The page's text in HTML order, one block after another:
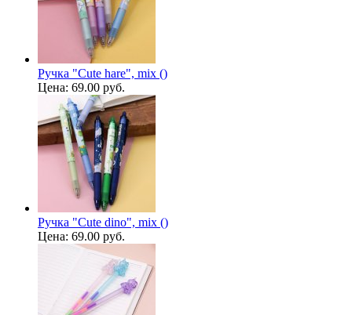
Ручка "Cute hare", mix ()
Цена: 69.00 руб.
Ручка "Cute dino", mix ()
Цена: 69.00 руб.